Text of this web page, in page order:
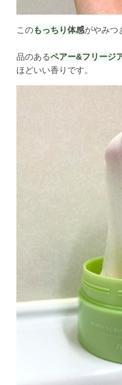
このもっちり体感がやみつ
品のあるペアー&フリージ